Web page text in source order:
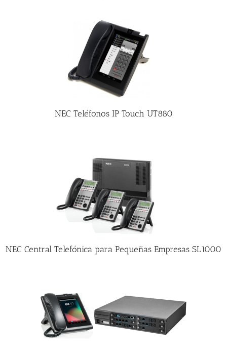
NEC Teléfonos IP Touch UT880
NEC Central Telefónica para Pequeñas Empresas SL1000